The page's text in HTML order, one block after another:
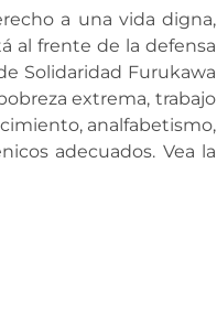
a una vida digna,
al frente de la defensa
Solidaridad Furukawa
extrema, trabajo
analfabetismo,
adecuados. Vea la